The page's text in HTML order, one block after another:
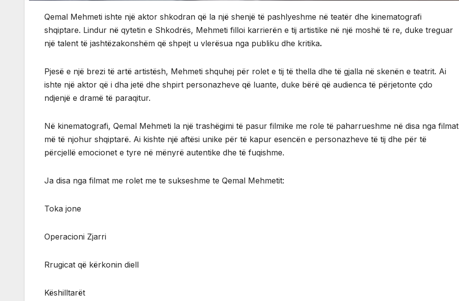
Qemal Mehmeti ishte një aktor shkodran që la një shenjë të pashlyeshme në teatër dhe kinematografi
shqiptare. Lindur në qytetin e Shkodrës, Mehmeti filloi karrierën e tij artistike në një moshë të re, duke treguar
një talent të jashtëzakonshëm që shpejt u vlerësua nga publiku dhe kritika.
Pjesë e një brezi të artë artistësh, Mehmeti shquhej për rolet e tij të thella dhe të gjalla në skenën e teatrit. Ai
ishte një aktor që i dha jetë dhe shpirt personazheve që luante, duke bërë që audienca të përjetonte çdo
ndjenjë e dramë të paraqitur.
Në kinematografi, Qemal Mehmeti la një trashëgimi të pasur filmike me role të paharrueshme në disa nga filmat
më të njohur shqiptarë. Ai kishte një aftësi unike për të kapur esencën e personazheve të tij dhe për të
përcjellë emocionet e tyre në mënyrë autentike dhe të fuqishme.
Ja disa nga filmat me rolet me te sukseshme te Qemal Mehmetit:
Toka jone
Operacioni Zjarri
Rrugicat që kërkonin diell
Këshilltarët